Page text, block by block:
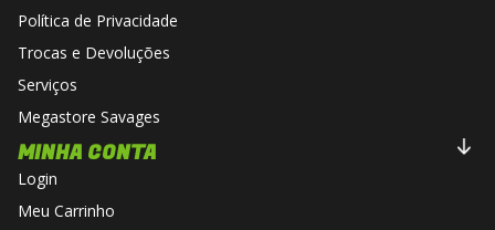
Política de Privacidade
Trocas e Devoluções
Serviços
Megastore Savages
MINHA CONTA
Login
Meu Carrinho